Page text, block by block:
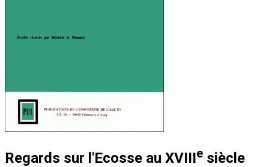
Regards sur l'Ecosse au XVIIIe siècle